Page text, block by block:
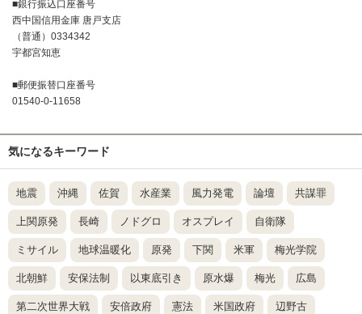
■銀行振込口座番号
西中国信用金庫 唐戸支店
（普通）0334342
宇都宮知恵
■郵便振替口座番号
01540-0-11658
気になるキーワード
地震 沖縄 佐賀 水産業 風力発電 論壇 共謀罪
上関原発 長崎 ノドグロ オスプレイ 自衛隊
ミサイル 地球温暖化 原発 下関 米軍 梅光学院
北朝鮮 安保法制 以東底引き 原水爆 梅光 広島
第二次世界大戦 安倍政府 憲法 米国政府 辺野古